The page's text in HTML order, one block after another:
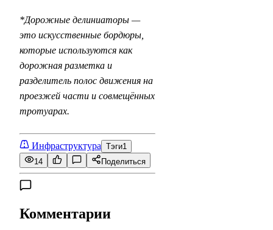
*Дорожные делиниаторы —
это искусственные бордюры,
которые используются как
дорожная разметка и
разделитель полос движения на
проезжей части и совмещённых
тротуарах.
Инфраструктура Тэги1
14
Поделиться
Комментарии